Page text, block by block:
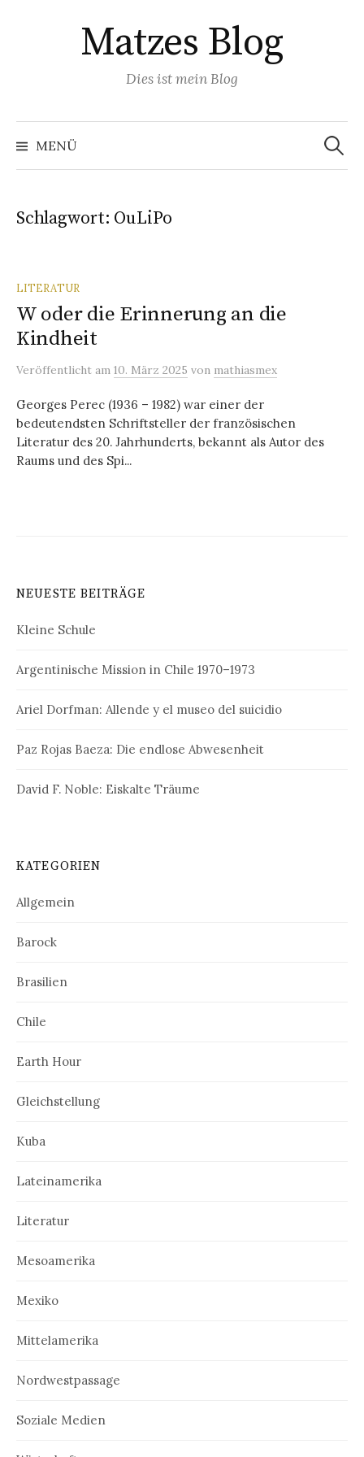
Matzes Blog
Dies ist mein Blog
MENÜ
Suchen
nach:
Schlagwort: OuLiPo
LITERATUR
W oder die Erinnerung an die
Kindheit
Veröffentlicht am 10. März 2025 von mathiasmex
Georges Perec (1936 – 1982) war einer der
bedeutendsten Schriftsteller der französischen
Literatur des 20. Jahrhunderts, bekannt als Autor des
Raums und des Spi...
NEUESTE BEITRÄGE
Kleine Schule
Argentinische Mission in Chile 1970–1973
Ariel Dorfman: Allende y el museo del suicidio
Paz Rojas Baeza: Die endlose Abwesenheit
David F. Noble: Eiskalte Träume
KATEGORIEN
Allgemein
Barock
Brasilien
Chile
Earth Hour
Gleichstellung
Kuba
Lateinamerika
Literatur
Mesoamerika
Mexiko
Mittelamerika
Nordwestpassage
Soziale Medien